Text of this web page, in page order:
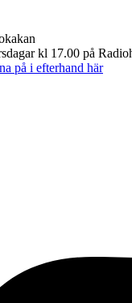
kl 17.00 på
på i efterhand här